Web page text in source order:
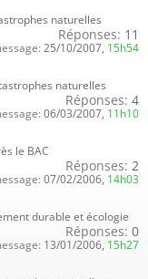
naturelles
Réponses: 11
25/10/2007, 15h54
naturelles
Réponses: 4
06/03/2007, 11h10
le BAC
Réponses: 2
07/02/2006, 14h03
durable et écologie
Réponses: 0
13/01/2006, 15h27